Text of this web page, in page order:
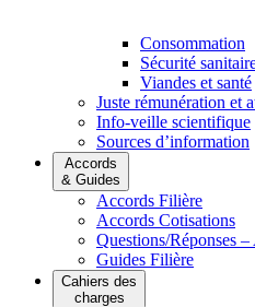
Consommation
Sécurité
Viandes et santé
Juste rémunération et
Info-veille scientifique
Sources d’information
Accords
& Guides
Accords Filière
Accords Cotisations
Questions/Réponses
Guides Filière
Cahiers des
charges